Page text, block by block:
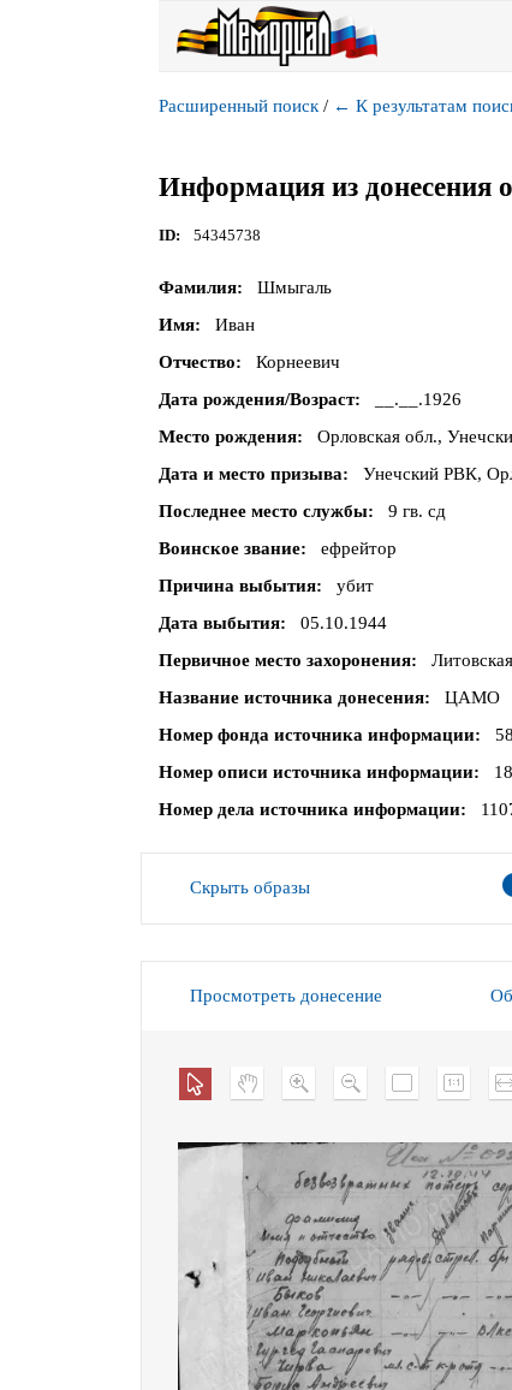
Расширенный поиск / ← К результатам
Информация из донесения
ID 54345738
Фамилия
Шмыгаль
Имя
Иван
Отчество
Корнеевич
Дата рождения/Возраст
__.__.1926
Место рождения
Орловская обл.,
Дата и место призыва
Унечский РВК,
Последнее место службы
9 гв. сд
Воинское звание
ефрейтор
Причина выбытия
убит
Дата выбытия
05.10.1944
Первичное место захоронения
Название источника донесения
ЦАМО
Номер фонда источника информации
58
Номер описи источника информации
Номер дела источника информации
Скрыть образы
Просмотреть донесение